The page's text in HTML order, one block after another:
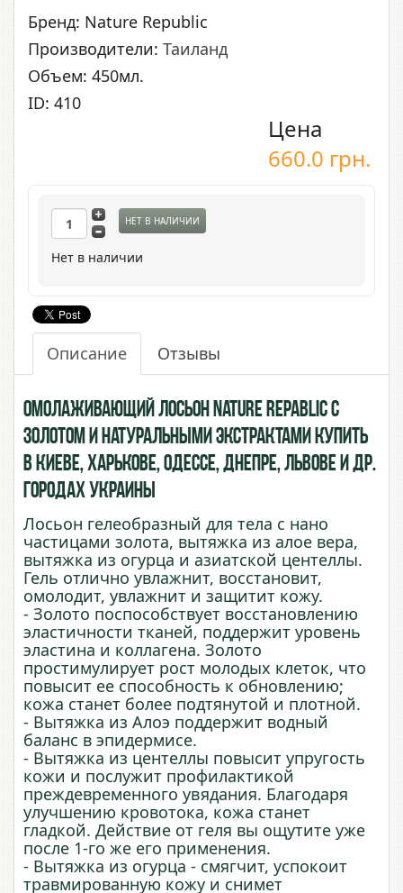
Бренд: Nature Republic
Производители: Таиланд
Объем: 450мл.
ID: 410
Цена
660.0 грн.
НЕТ В НАЛИЧИИ
Нет в наличии
Описание Отзывы
Омолаживающий Лосьон Nature Repablic с
Золотом и натуральными экстрактами купить
в Киеве, Харькове, Одессе, Днепре, Львове и др.
городах Украины
Лосьон гелеобразный для тела с нано
частицами золота, вытяжка из алое вера,
вытяжка из огурца и азиатской центеллы.
Гель отлично увлажнит, восстановит,
омолодит, увлажнит и защитит кожу.
- Золото поспособствует восстановлению
эластичности тканей, поддержит уровень
эластина и коллагена. Золото
простимулирует рост молодых клеток, что
повысит ее способность к обновлению;
кожа станет более подтянутой и плотной.
- Вытяжка из Алоэ поддержит водный
баланс в эпидермисе.
- Вытяжка из центеллы повысит упругость
кожи и послужит профилактикой
преждевременного увядания. Благодаря
улучшению кровотока, кожа станет
гладкой. Действие от геля вы ощутите уже
после 1-го же его применения.
- Вытяжка из огурца - смягчит, успокоит
травмированную кожу и снимет